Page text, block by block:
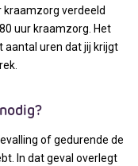
verdeeld
uur kraamzorg. Het
aantal uren dat jij krijgt
of gedurende de
In dat geval overlegt